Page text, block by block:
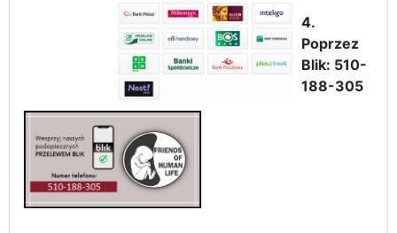
4.
Poprzez
Blik: 510-
188-305